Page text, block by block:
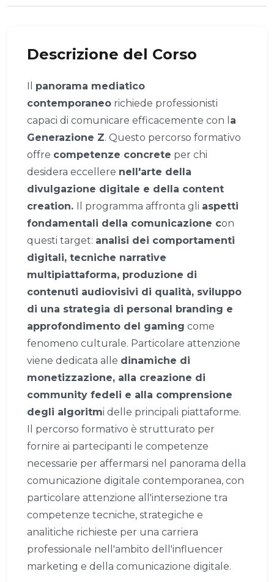
Descrizione del Corso
panorama mediatico
contemporaneo richiede professionisti
capaci di comunicare efficacemente con l a
Generazione Z. Questo percorso formativo
offre competenze concrete per chi
desidera eccellere nell'arte della
divulgazione digitale e della content
creation.
Il programma affronta gli aspetti
fondamentali della comunicazione con
questi target: analisi dei comportamenti
digitali, tecniche narrative
multipiattaforma, produzione di
contenuti audiovisivi di qualità, sviluppo
di una strategia di personal branding e
approfondimento del gaming come
fenomeno culturale. Particolare attenzione
viene dedicata alle dinamiche di
monetizzazione, alla creazione di
community fedeli e alla comprensione
degli algoritmi delle principali piattaforme.
Il percorso formativo è strutturato per
fornire ai partecipanti le competenze
necessarie per affermarsi nel panorama della
comunicazione digitale contemporanea, con
particolare attenzione all'intersezione tra
competenze tecniche, strategiche e
analitiche richieste per una carriera
professionale nell'ambito dell'influencer
marketing e della comunicazione digitale.